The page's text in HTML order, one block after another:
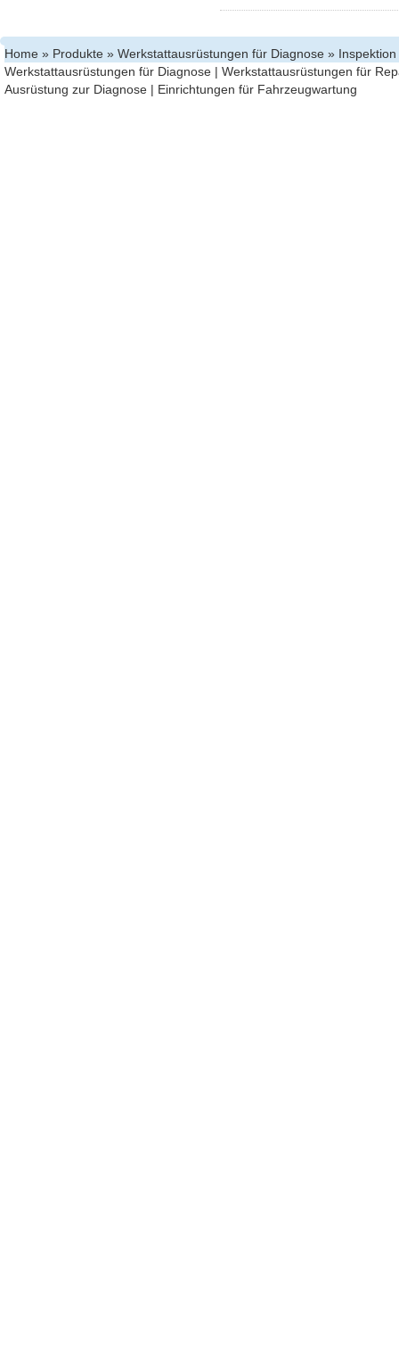
Home » Produkte » Werkstattausrüstungen für Diagnose »
Werkstattausrüstungen für Diagnose | Werkstattausrüstungen für
Ausrüstung zur Diagnose | Einrichtungen für Fahrzeugwartung